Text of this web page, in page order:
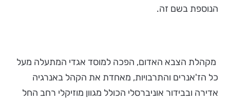
הנוספת בשם זה.
מקהלת הצבא האדום, הפכה למוסד אגדי המתעלה מעל
כל הז'אנרים והתרבויות, מאחדת את הקהל באנרגיה
אדירה ובבידור אוניברסלי הכולל מגוון מוזיקלי רחב החל